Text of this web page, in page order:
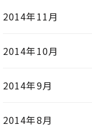
2014年11月
2014年10月
2014年9月
2014年8月